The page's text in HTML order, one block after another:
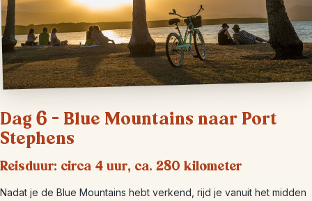
Dag 6 – Blue Mountains naar Port
Stephens
Reisduur: circa 4 uur, ca. 280 kilometer
Nadat je de Blue Mountains hebt verkend, rijd je vanuit het midden